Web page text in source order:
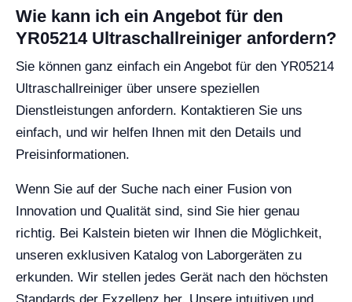
Wie kann ich ein Angebot für den
YR05214 Ultraschallreiniger anfordern?
Sie können ganz einfach ein Angebot für den YR05214
Ultraschallreiniger über unsere speziellen
Dienstleistungen anfordern. Kontaktieren Sie uns
einfach, und wir helfen Ihnen mit den Details und
Preisinformationen.
Wenn Sie auf der Suche nach einer Fusion von
Innovation und Qualität sind, sind Sie hier genau
richtig. Bei Kalstein bieten wir Ihnen die Möglichkeit,
unseren exklusiven Katalog von Laborgeräten zu
erkunden. Wir stellen jedes Gerät nach den höchsten